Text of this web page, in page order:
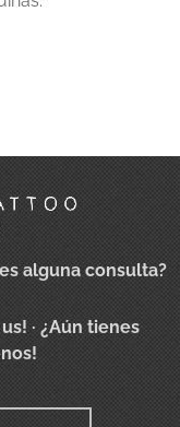
alguna consulta?
· ¿Aún tienes